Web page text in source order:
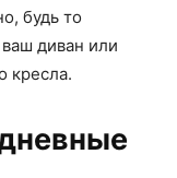
будь то
диван или
кресла.